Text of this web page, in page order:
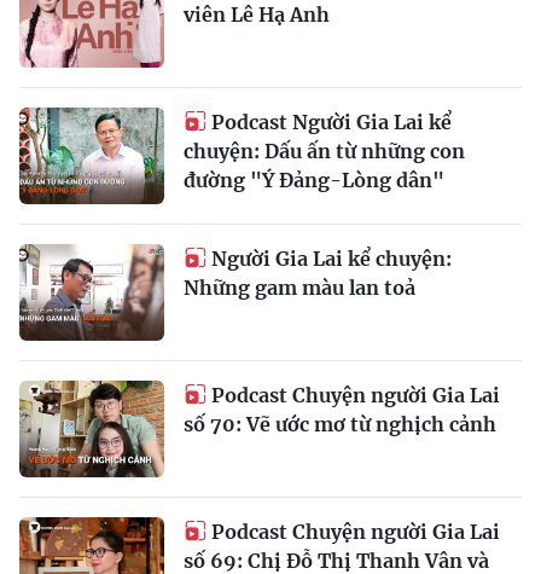
viên Lê Hạ Anh
Podcast Người Gia Lai kể
chuyện: Dấu ấn từ những con
đường "Ý Đảng-Lòng dân"
Người Gia Lai kể chuyện:
Những gam màu lan toả
Podcast Chuyện người Gia Lai
số 70: Vẽ ước mơ từ nghịch cảnh
Podcast Chuyện người Gia Lai
số 69: Chị Đỗ Thị Thanh Vân và